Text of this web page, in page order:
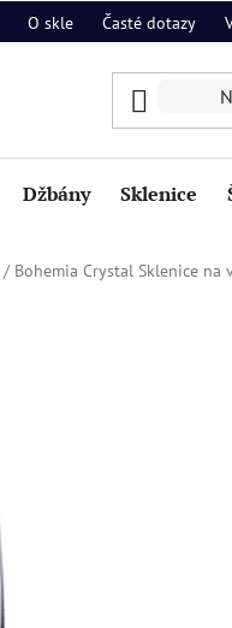
O skle Časté dotazy
Džbány Sklenice
/ Bohemia Crystal Sklenice